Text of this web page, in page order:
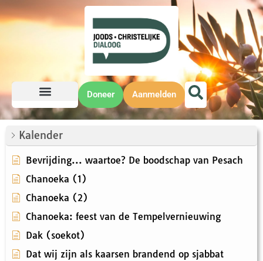
Doneer Aanmelden
Kalender
Bevrijding... waartoe? De boodschap van Pesach
Chanoeka (1)
Chanoeka (2)
Chanoeka: feest van de Tempelvernieuwing
Dak (soekot)
Dat wij zijn als kaarsen brandend op sjabbat